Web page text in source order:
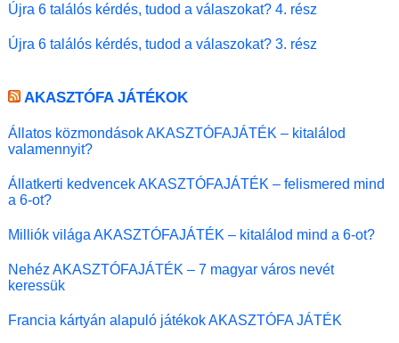
Újra 6 találós kérdés, tudod a válaszokat? 4. rész
Újra 6 találós kérdés, tudod a válaszokat? 3. rész
AKASZTÓFA JÁTÉKOK
Állatos közmondások AKASZTÓFAJÁTÉK – kitalálod
valamennyit?
Állatkerti kedvencek AKASZTÓFAJÁTÉK – felismered mind
a 6-ot?
Milliók világa AKASZTÓFAJÁTÉK – kitalálod mind a 6-ot?
Nehéz AKASZTÓFAJÁTÉK – 7 magyar város nevét
keressük
Francia kártyán alapuló játékok AKASZTÓFA JÁTÉK